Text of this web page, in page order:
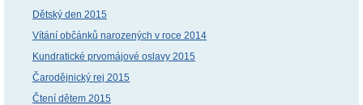
Dětský den 2015
Vítání občánků narozených v roce 2014
Kundratické prvomájové oslavy 2015
Čarodějnický rej 2015
Čtení dětem 2015